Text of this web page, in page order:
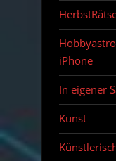
iPhone
In eigener
Kunst